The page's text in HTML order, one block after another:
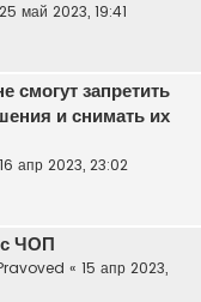
25 май 2023, 19:41
смогут запретить
и снимать их
16 апр 2023, 23:02
с ЧОП
« 15 апр 2023,